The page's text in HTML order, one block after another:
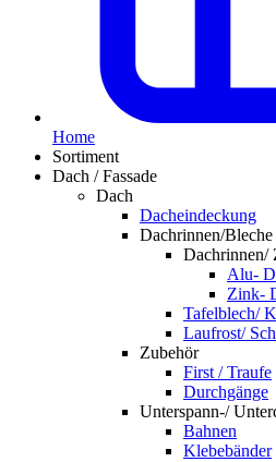
Home
Sortiment
Dach / Fassade
Dach
Dacheindeckung
Dachrinnen/Bleche
Dachrinnen/
Alu-
Zink-
Tafelblech/
Laufrost/
Zubehör
First / Traufe
Durchgänge
Unterspann-/
Bahnen
Klebebänder